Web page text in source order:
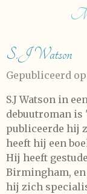
de
hoofdinhoud
S.J Watson
Gepubliceerd op
S.J Watson in
debuutroman is
publiceerde hij
heeft hij een
Hij heeft
Birmingham,
hij zich